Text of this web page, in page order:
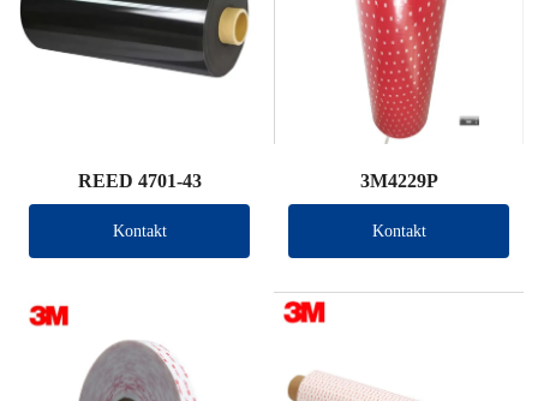
REED 4701-43
Kontakt
3M4229P
Kontakt